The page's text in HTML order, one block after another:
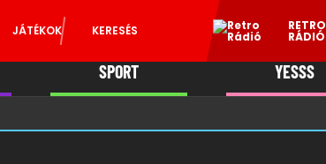
JÁTÉKOK KERESÉS RETRO
RÁDIÓ
SPORT YESSS